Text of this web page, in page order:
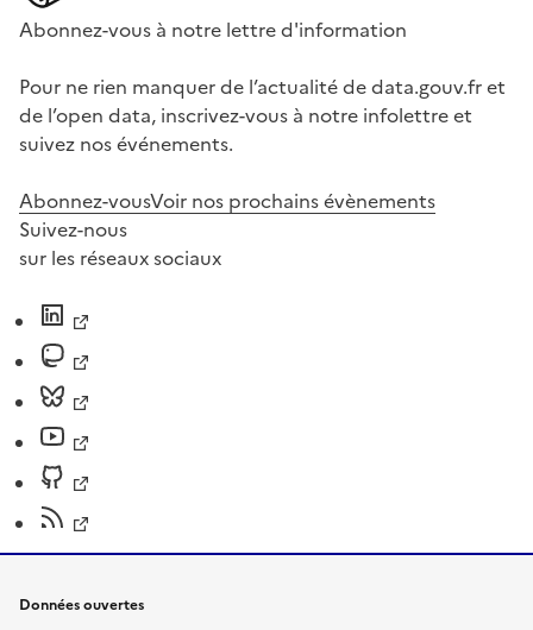
Abonnez-vous à notre lettre d'information
Pour ne rien manquer de l’actualité de data.gouv.fr et
de l’open data, inscrivez-vous à notre infolettre et
suivez nos événements.
Abonnez-vousVoir nos prochains évènements
Suivez-nous
sur les réseaux sociaux
Données ouvertes